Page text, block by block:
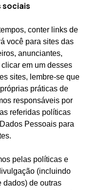
sociais
conter links de
você para sites das
anunciantes,
em um desses
sites, lembre-se que
práticas de
responsáveis por
referidas políticas
Pessoais para
pelas políticas e
(incluindo
dados) de outras